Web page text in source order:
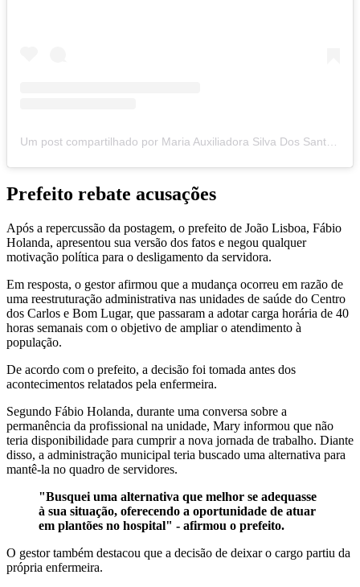
Um post compartilhado por Maria Auxiliadora Silva Dos Santos (@dra_marysantos)
Prefeito rebate acusações
Após a repercussão da postagem, o prefeito de João Lisboa, Fábio
Holanda, apresentou sua versão dos fatos e negou qualquer
motivação política para o desligamento da servidora.
Em resposta, o gestor afirmou que a mudança ocorreu em razão de
uma reestruturação administrativa nas unidades de saúde do Centro
dos Carlos e Bom Lugar, que passaram a adotar carga horária de 40
horas semanais com o objetivo de ampliar o atendimento à
população.
De acordo com o prefeito, a decisão foi tomada antes dos
acontecimentos relatados pela enfermeira.
Segundo Fábio Holanda, durante uma conversa sobre a
permanência da profissional na unidade, Mary informou que não
teria disponibilidade para cumprir a nova jornada de trabalho. Diante
disso, a administração municipal teria buscado uma alternativa para
mantê-la no quadro de servidores.
"Busquei uma alternativa que melhor se adequasse
à sua situação, oferecendo a oportunidade de atuar
em plantões no hospital" - afirmou o prefeito.
O gestor também destacou que a decisão de deixar o cargo partiu da
própria enfermeira.